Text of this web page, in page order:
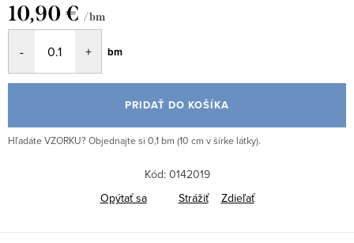
10,90 € / bm
cena:
bm
PRIDAŤ DO KOŠÍKA
Hľadáte VZORKU? Objednajte si 0,1 bm (10 cm v šírke látky).
Kód: 0142019
Opýtať sa
Strážiť Zdieľať